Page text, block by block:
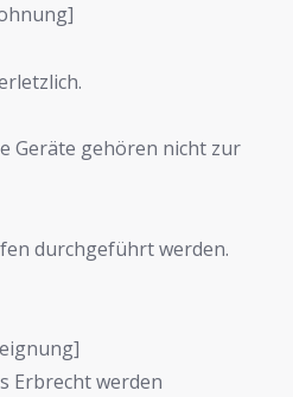
Geräte gehören nicht zur
durchgeführt werden.
Erbrecht werden